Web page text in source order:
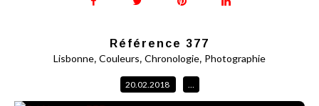
Référence 377
Lisbonne, Couleurs, Chronologie, Photographie
20.02.2018 …